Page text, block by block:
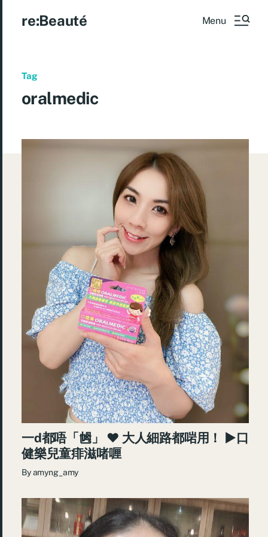
re:Beauté Menu
Tag
oralmedic
一d都唔「乸」 ♥ 大人細路都啱用！ ►口
健樂兒童痱滋啫喱
Byamyng_amy